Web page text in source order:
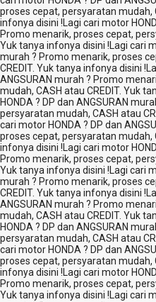
proses cepat, persyaratan mudah,
infonya disini ! Lagi cari motor
Promo menarik, proses cepat,
Yuk tanya infonya disini ! Lagi cari
murah ? Promo menarik, proses
CREDIT. Yuk tanya infonya disini !
ANGSURAN murah ? Promo
mudah, CASH atau CREDIT. Yuk
HONDA ? DP dan ANGSURAN
persyaratan mudah, CASH atau
cari motor HONDA ? DP dan
proses cepat, persyaratan mudah,
infonya disini ! Lagi cari motor
Promo menarik, proses cepat,
Yuk tanya infonya disini ! Lagi cari
murah ? Promo menarik, proses
CREDIT. Yuk tanya infonya disini !
ANGSURAN murah ? Promo
mudah, CASH atau CREDIT. Yuk
HONDA ? DP dan ANGSURAN
persyaratan mudah, CASH atau
cari motor HONDA ? DP dan
proses cepat, persyaratan mudah,
infonya disini ! Lagi cari motor
Promo menarik, proses cepat,
Yuk tanya infonya disini ! Lagi cari